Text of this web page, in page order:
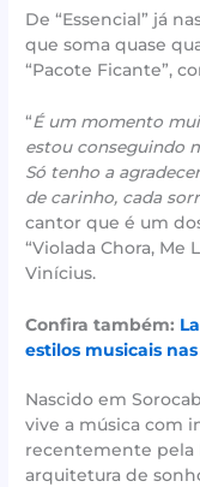
De “Essencial” já
que soma quase
“Pacote Ficante”,
“É um momento
estou conseguindo
Só tenho a
de carinho, cada
cantor que é um
“Violada Chora, Me
Vinícius.
Confira também:
estilos musicais
Nascido em
vive a música com
recentemente pela
arquitetura de